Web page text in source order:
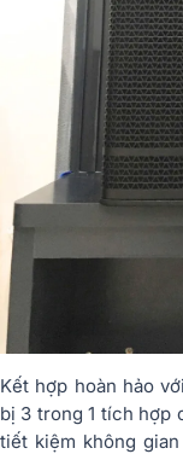
Kết hợp hoàn hảo
bị 3 trong 1 tích hợp
tiết kiệm không